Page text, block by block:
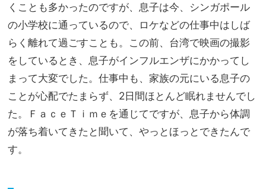
くことも多かったのですが、息子は今、シンガポール
の小学校に通っているので、ロケなどの仕事中はしば
らく離れて過ごすことも。この前、台湾で映画の撮影
をしているとき、息子がインフルエンザにかかってし
まって大変でした。仕事中も、家族の元にいる息子の
ことが心配でたまらず、2日間ほとんど眠れませんでし
た。ＦａｃｅＴｉｍｅを通じてですが、息子から体調
が落ち着いてきたと聞いて、やっとほっとできたんで
す。